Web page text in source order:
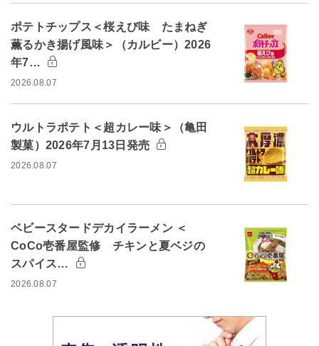
ポテトチップス＜桜えび味 たまねぎ
薫るかき揚げ風味＞（カルビー）2026
年7…
2026.08.07
ウルトラポテト＜超カレー味＞（亀田
製菓）2026年7月13日発売
2026.08.07
ベビースタードデカイラーメン ＜
CoCo壱番屋監修 チキンと夏ベジの
スパイス…
2026.08.07